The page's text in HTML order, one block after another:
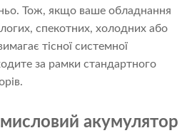
Тож, якщо ваше обладнання
спекотних, холодних або
тісної системної
за рамки стандартного
акумулятор